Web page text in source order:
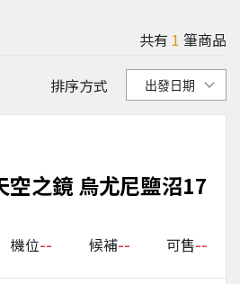
共有 1 筆商品
排序方式
空之鏡 烏尤尼鹽沼17
機位-- 候補-- 可售--